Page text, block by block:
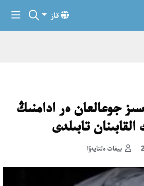
قاز
جوعالعان ەر ادامنىڭ
تابىلدى
بيفات ەلتايەۆا